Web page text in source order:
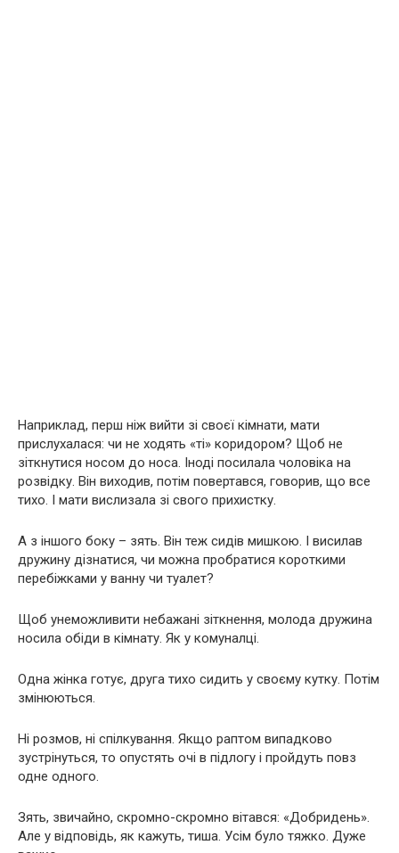
Наприклад, перш ніж вийти зі своєї кімнати, мати
прислухалася: чи не ходять «ті» коридором? Щоб не
зіткнутися носом до носа. Іноді посилала чоловіка на
розвідку. Він виходив, потім повертався, говорив, що все
тихо. І мати вислизала зі свого прихистку.
А з іншого боку – зять. Він теж сидів мишкою. І висилав
дружину дізнатися, чи можна пробратися короткими
перебіжками у ванну чи туалет?
Щоб унеможливити небажані зіткнення, молода дружина
носила обіди в кімнату. Як у комуналці.
Одна жінка готує, друга тихо сидить у своєму кутку. Потім
змінюються.
Ні розмов, ні спілкування. Якщо раптом випадково
зустрінуться, то опустять очі в підлогу і пройдуть повз
одне одного.
Зять, звичайно, скромно-скромно вітався: «Добридень».
Але у відповідь, як кажуть, тиша. Усім було тяжко. Дуже